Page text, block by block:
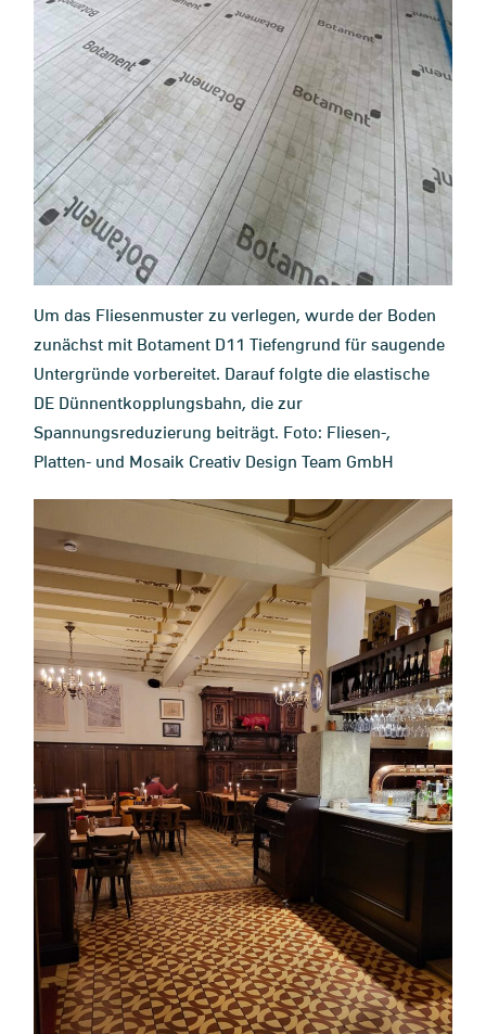
Um das Fliesenmuster zu verlegen, wurde der Boden
zunächst mit Botament D11 Tiefengrund für saugende
Untergründe vorbereitet. Darauf folgte die elastische
DE Dünnentkopplungsbahn, die zur
Spannungsreduzierung beiträgt. Foto: Fliesen-,
Platten- und Mosaik Creativ Design Team GmbH